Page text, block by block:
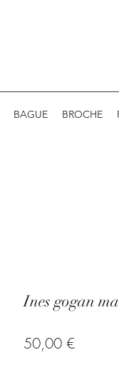
BAGUE BROCHE
Ines gogan
50,00 €Preis